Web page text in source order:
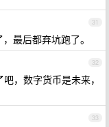
31
最后都弃坑跑了。
32
，数字货币是未来，
33